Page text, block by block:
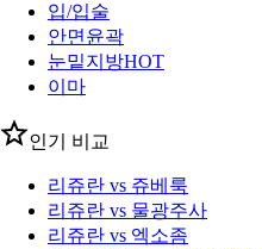
입/입술
안면윤곽
눈밑지방HOT
이마
인기 비교
리쥬란 vs 쥬베룩
리쥬란 vs 물광주사
리쥬란 vs 엑소좀